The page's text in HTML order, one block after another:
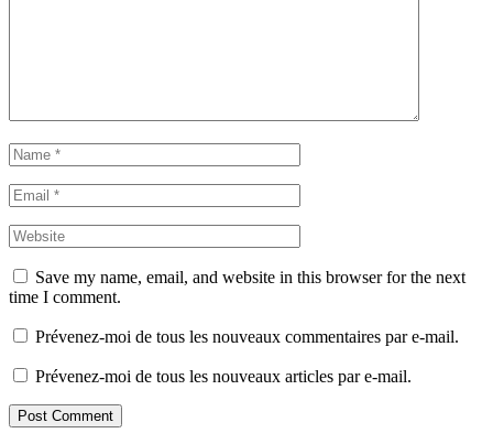
Save my name, email, and website in this browser for the next
time I comment.
Prévenez-moi de tous les nouveaux commentaires par e-mail.
Prévenez-moi de tous les nouveaux articles par e-mail.